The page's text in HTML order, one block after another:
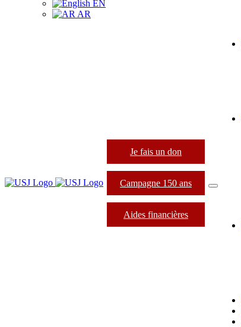
EN
AR
Je fais un don
Campagne 150 ans
Aides financières